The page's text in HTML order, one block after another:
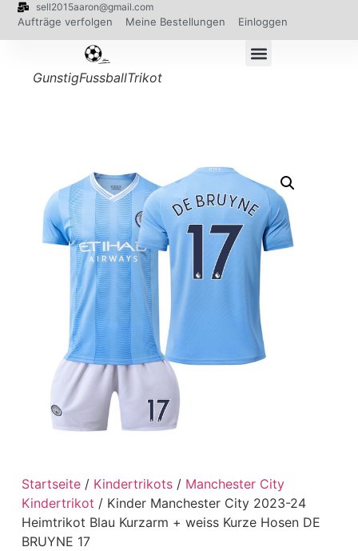
sell2015aaron@gmail.com
Aufträge verfolgen Meine Bestellungen Einloggen
GunstigFussballTrikot
Startseite/ Kindertrikots/ Manchester City
Kindertrikot / Kinder Manchester City 2023-24
Heimtrikot Blau Kurzarm + weiss Kurze Hosen DE
BRUYNE 17